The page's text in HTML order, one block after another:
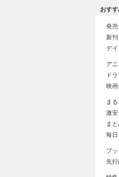
おす
発
新
デ
ア
ド
映
ま
激
ま
毎
ブ
先